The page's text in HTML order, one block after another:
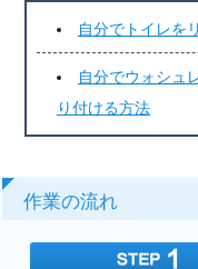
自分でトイレを
自分でウォシュ
り付ける方法
作業の流れ